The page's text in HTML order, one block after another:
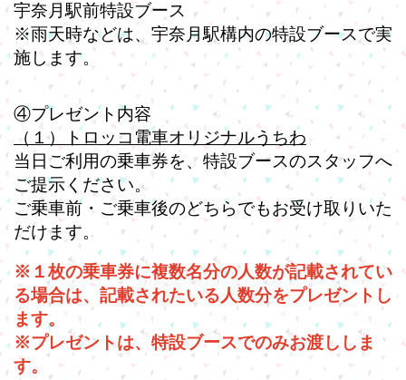
宇奈月駅前特設ブース
※雨天時などは、宇奈月駅構内の特設ブースで実
施します。
④プレゼント内容
（１）トロッコ電車オリジナルうちわ
当日ご利用の乗車券を、特設ブースのスタッフへ
ご提示ください。
ご乗車前・ご乗車後のどちらでもお受け取りいた
だけます。
※１枚の乗車券に複数名分の人数が記載されてい
る場合は、記載されたいる人数分をプレゼントし
ます。
※プレゼントは、特設ブースでのみお渡ししま
す。